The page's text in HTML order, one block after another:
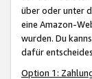
über oder unter
eine Amazon-
wurden. Du
dafür
Option 1: